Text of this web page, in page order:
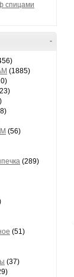
спицами
-
(1885)
(56)
(289)
(51)
(37)